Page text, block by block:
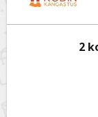
2